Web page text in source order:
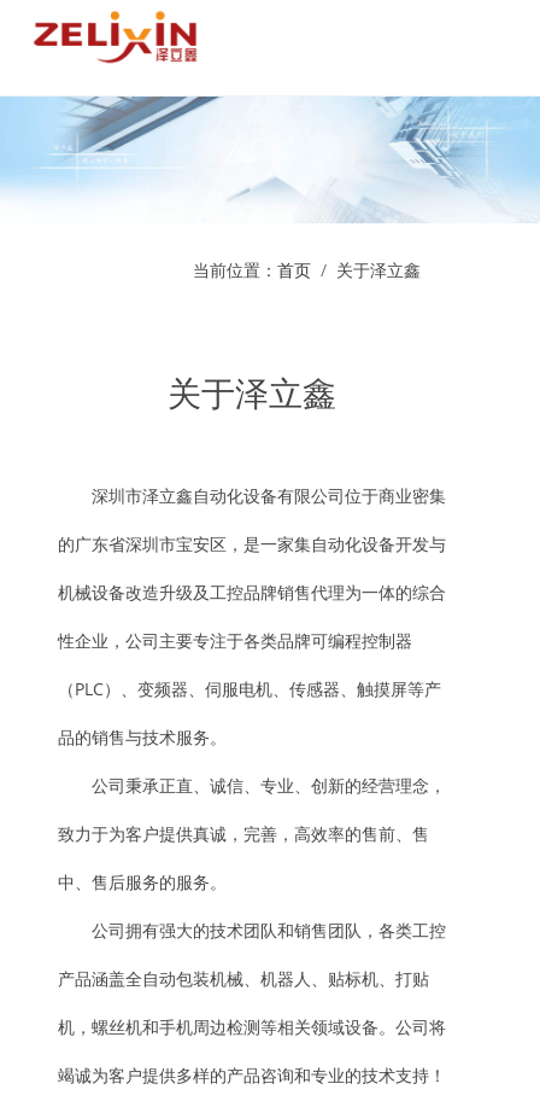
当前位置： 首页 关于泽立鑫
关于泽立鑫
深圳市泽立鑫自动化设备有限公司位于商业密集
的广东省深圳市宝安区，是一家集自动化设备开发与
机械设备改造升级及工控品牌销售代理为一体的综合
性企业，公司主要专注于各类品牌可编程控制器
（PLC）、变频器、伺服电机、传感器、触摸屏等产
品的销售与技术服务。
公司秉承正直、诚信、专业、创新的经营理念，
致力于为客户提供真诚，完善，高效率的售前、售
中、售后服务的服务。
公司拥有强大的技术团队和销售团队，各类工控
产品涵盖全自动包装机械、机器人、贴标机、打贴
机，螺丝机和手机周边检测等相关领域设备。公司将
竭诚为客户提供多样的产品咨询和专业的技术支持！